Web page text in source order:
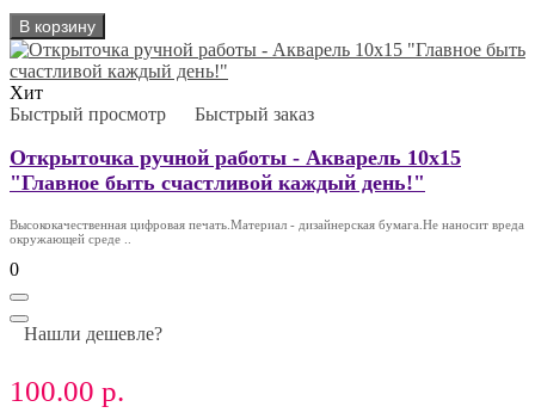
В корзину
Хит
Быстрый просмотр
Быстрый заказ
Открыточка ручной работы - Акварель 10х15
"Главное быть счастливой каждый день!"
Высококачественная цифровая печать.Материал - дизайнерская бумага.Не наносит вреда
окружающей среде ..
0
Нашли дешевле?
100.00 р.